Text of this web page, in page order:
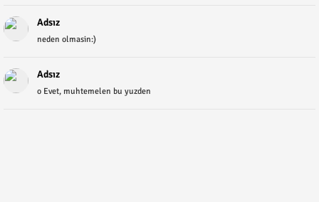
Adsız
neden olmasin:)
Adsız
o Evet, muhtemelen bu yuzden